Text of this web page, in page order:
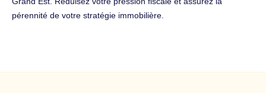
pérennité de votre stratégie immobilière.